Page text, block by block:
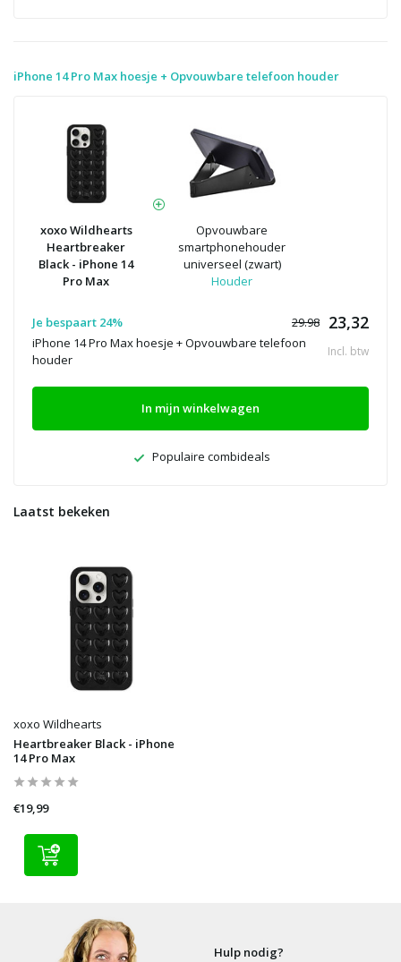
iPhone 14 Pro Max hoesje + Opvouwbare telefoon houder
xoxo Wildhearts
Heartbreaker
Black - iPhone 14
Pro Max
Opvouwbare
smartphonehouder
universeel (zwart)
Houder
Je bespaart 24% 29.98 23,32
iPhone 14 Pro Max hoesje + Opvouwbare telefoon
houder
Incl. btw
In mijn winkelwagen
Populaire combideals
Laatst bekeken
xoxo Wildhearts
Heartbreaker Black - iPhone
14 Pro Max
€19,99
Hulp nodig?